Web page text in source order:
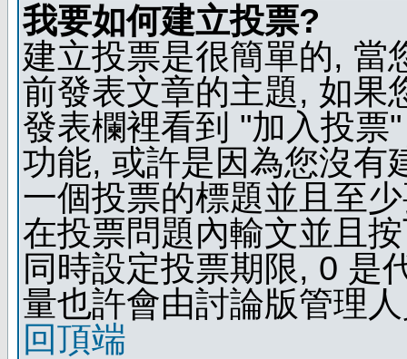
我要如何建立投票?
建立投票是很簡單的, 當
前發表文章的主題, 如果
發表欄裡看到 "加入投票
功能, 或許是因為您沒有
一個投票的標題並且至
在投票問題內輸文並且
同時設定投票期限, 0 是
量也許會由討論版管理
回頂端